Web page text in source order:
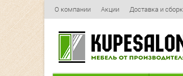
О компании Акции Доставка и